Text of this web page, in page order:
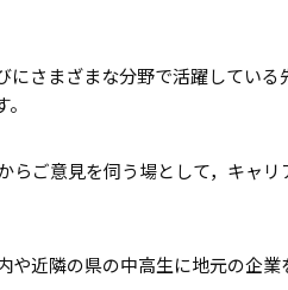
さまざまな分野で活躍している
ご意見を伺う場として，キャ
近隣の県の中高生に地元の企業